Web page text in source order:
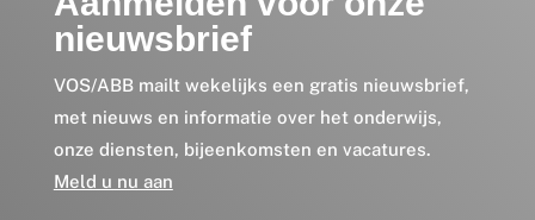
nieuwsbrief
VOS/ABB mailt wekelijks een gratis nieuwsbrief,
met nieuws en informatie over het onderwijs,
onze diensten, bijeenkomsten en vacatures.
Meld u nu aan